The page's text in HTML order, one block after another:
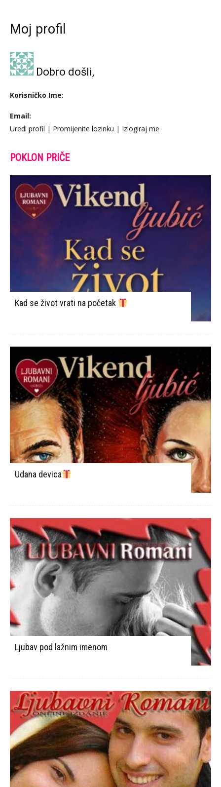
Moj profil
Dobro došli,
Korisničko Ime:
Email:
Uredi profil | Promijenite lozinku | Izlogiraj me
POKLON PRIČE
Kad se život vrati na početak
Udana devica
Ljubav pod lažnim imenom